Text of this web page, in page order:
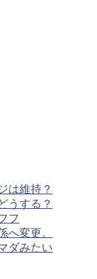
は維持？
うする？
フ
へ変更。
ダみたい